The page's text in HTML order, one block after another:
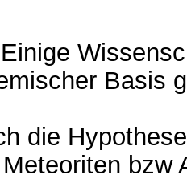
Basis
die
bzw